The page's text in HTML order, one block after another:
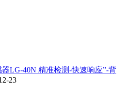
LG-40N 精准检测-快速响应”-背
23